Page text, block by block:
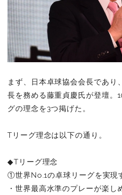
まず、日本卓球協会会長であり
長を務める藤重貞慶氏が登壇。
グの理念を3つ掲げた。
Tリーグ理念は以下の通り。
◆Tリーグ理念
①世界No.1の卓球リーグを実現
・世界最高水準のプレーが楽し